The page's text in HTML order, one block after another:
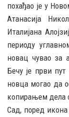
похађао је у
Атанасија
Италијана
периоду
новац чувао за
Бечу је први
новца могао да
копирањем дела
Сад, поред икона